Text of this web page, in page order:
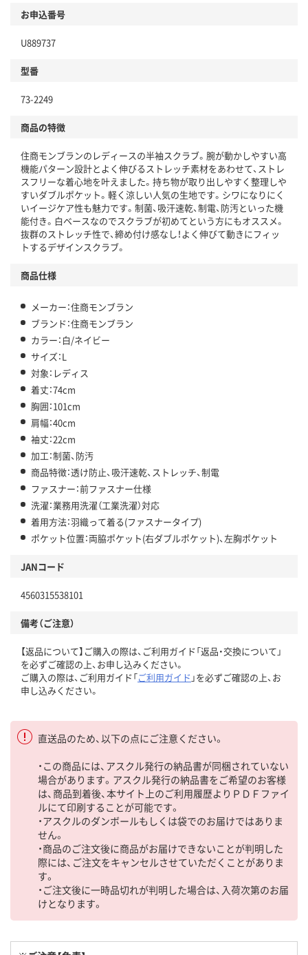
お申込番号
U889737
型番
73-2249
商品の特徴
住商モンブランのレディースの半袖スクラブ。腕が動かしやすい高
機能パターン設計とよく伸びるストレッチ素材をあわせて、ストレ
スフリーな着心地を叶えました。持ち物が取り出しやすく整理しや
すいダブルポケット。軽く涼しい人気の生地です。シワになりにく
いイージケア性も魅力です。制菌、吸汗速乾、制電、防汚といった機
能付き。白ベースなのでスクラブが初めてという方にもオススメ。
抜群のストレッチ性で、締め付け感なし！よく伸びて動きにフィッ
トするデザインスクラブ。
商品仕様
メーカー：住商モンブラン
ブランド：住商モンブラン
カラー：白/ネイビー
サイズ：L
対象：レディス
着丈：74cm
胸囲：101cm
肩幅：40cm
袖丈：22cm
加工：制菌、防汚
商品特徴：透け防止、吸汗速乾、ストレッチ、制電
ファスナー：前ファスナー仕様
洗濯：業務用洗濯（工業洗濯）対応
着用方法：羽織って着る(ファスナータイプ)
ポケット位置：両脇ポケット(右ダブルポケット)、左胸ポケット
JANコード
4560315538101
備考（ご注意）
【返品について】ご購入の際は、ご利用ガイド「返品・交換について」
を必ずご確認の上、お申し込みください。
ご購入の際は、ご利用ガイド「ご利用ガイド 」を必ずご確認の上、お
申し込みください。
直送品のため、以下の点にご注意ください。
・この商品には、アスクル発行の納品書が同梱されていない
場合があります。アスクル発行の納品書をご希望のお客様
は、商品到着後、本サイト上のご利用履歴よりＰＤＦファイ
ルにて印刷することが可能です。
・アスクルのダンボールもしくは袋でのお届けではありま
せん。
・商品のご注文後に商品がお届けできないことが判明した
際には、ご注文をキャンセルさせていただくことがありま
す。
・ご注文後に一時品切れが判明した場合は、入荷次第のお届
けとなります。